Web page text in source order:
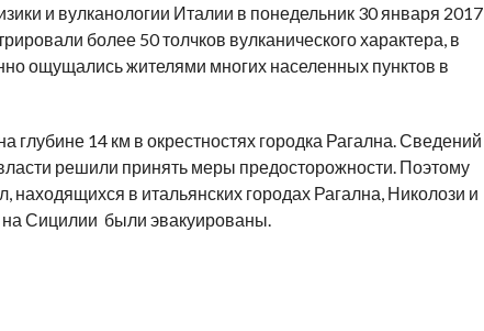
и вулканологии Италии в понедельник 30 января 2017
более 50 толчков вулканического характера, в
ощущались жителями многих населенных пунктов в
глубине 14 км в окрестностях городка Рагална. Сведений
решили принять меры предосторожности. Поэтому
находящихся в итальянских городах Рагална, Николози и
Сицилии были эвакуированы.